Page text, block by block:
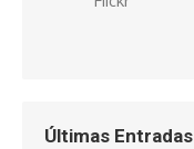
Últimas Entradas